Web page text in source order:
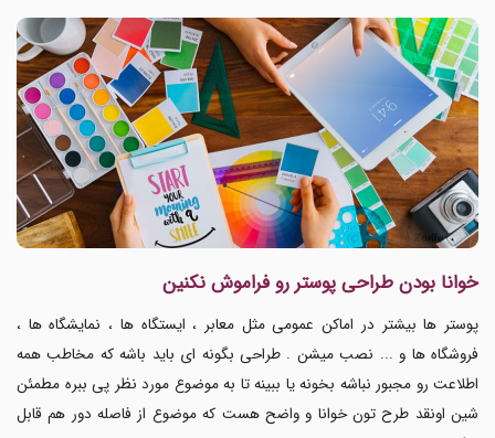
خوانا بودن طراحی پوستر رو فراموش نکنین
پوستر ها بیشتر در اماکن عمومی مثل معابر ، ایستگاه ها ، نمایشگاه ها ،
فروشگاه ها و ... نصب میشن . طراحی بگونه ای باید باشه که مخاطب همه
اطلاعت رو مجبور نباشه بخونه یا ببینه تا به موضوع مورد نظر پی ببره مطمئن
شین اونقد طرح تون خوانا و واضح هست که موضوع از فاصله دور هم قابل